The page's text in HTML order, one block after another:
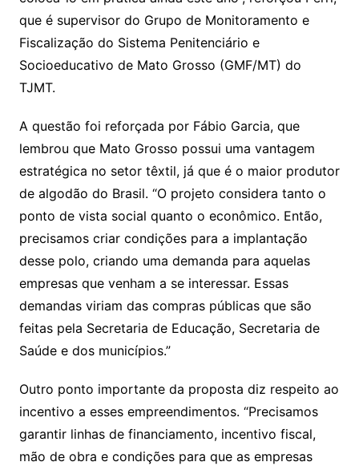
que é supervisor do Grupo de Monitoramento e
Fiscalização do Sistema Penitenciário e
Socioeducativo de Mato Grosso (GMF/MT) do
TJMT.
A questão foi reforçada por Fábio Garcia, que
lembrou que Mato Grosso possui uma vantagem
estratégica no setor têxtil, já que é o maior produtor
de algodão do Brasil. “O projeto considera tanto o
ponto de vista social quanto o econômico. Então,
precisamos criar condições para a implantação
desse polo, criando uma demanda para aquelas
empresas que venham a se interessar. Essas
demandas viriam das compras públicas que são
feitas pela Secretaria de Educação, Secretaria de
Saúde e dos municípios.”
Outro ponto importante da proposta diz respeito ao
incentivo a esses empreendimentos. “Precisamos
garantir linhas de financiamento, incentivo fiscal,
mão de obra e condições para que as empresas